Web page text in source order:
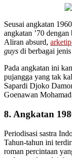
Seusai angkatan
angkatan ’70
Aliran absurd, arketip
guys di berbagai
Pada angkatan ini
pujangga yang tak
Sapardi Djoko
Goenawan
8. Angkatan
Periodisasi sastra
Tahun-tahun ini
roman percintaan